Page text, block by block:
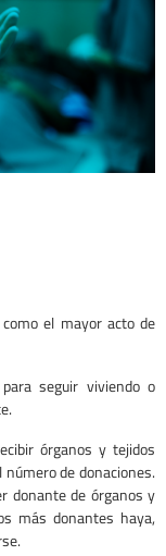
el mayor acto de
seguir viviendo o
órganos y tejidos
de donaciones.
donante de órganos y
más donantes haya,